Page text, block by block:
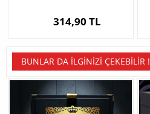
314,90 TL
BUNLAR DA İLGINIZI ÇEKEBILIR !